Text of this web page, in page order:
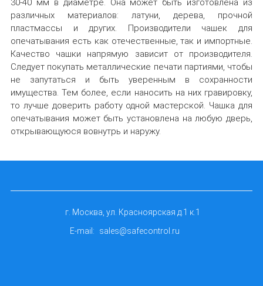
30-40 мм в диаметре. Она может быть изготовлена из
различных материалов: латуни, дерева, прочной
пластмассы и других. Производители чашек для
опечатывания есть как отечественные, так и импортные.
Качество чашки напрямую зависит от производителя.
Следует покупать металлические печати партиями, чтобы
не запутаться и быть уверенным в сохранности
имущества. Тем более, если наносить на них гравировку,
то лучше доверить работу одной мастерской. Чашка для
опечатывания может быть установлена на любую дверь,
открывающуюся вовнутрь и наружу.
г. Москва, ул. Красноярская д.1 к.1
E-mail:
sales@safecontrol.ru